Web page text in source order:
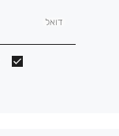
דואל